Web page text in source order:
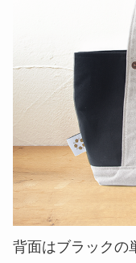
背面はブラックの